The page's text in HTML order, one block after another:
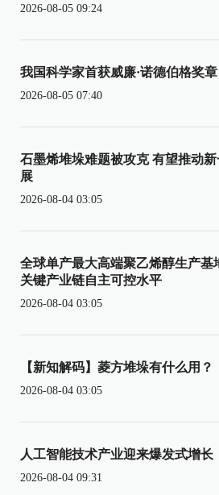
2026-08-05 09:24
我国科学家首获威廉·诺德伯格奖章
2026-08-05 07:40
石墨烯堆垛难题被攻克 有望推动
展
2026-08-04 03:05
全球单产最大高端聚乙烯醇生产基
关键产业链自主可控水平
2026-08-04 03:05
【新知解码】菱方堆垛有什么用？
2026-08-04 03:05
人工智能技术产业迎来爆发式增长
2026-08-04 09:31